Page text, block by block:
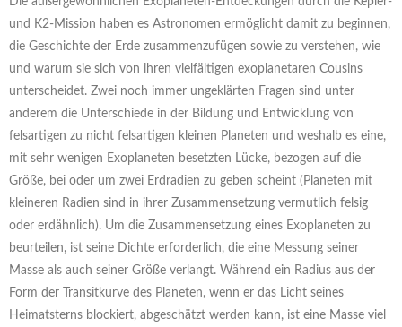
und K2-Mission haben es Astronomen ermöglicht damit zu beginnen,
die Geschichte der Erde zusammenzufügen sowie zu verstehen, wie
und warum sie sich von ihren vielfältigen exoplanetaren Cousins
unterscheidet. Zwei noch immer ungeklärten Fragen sind unter
anderem die Unterschiede in der Bildung und Entwicklung von
felsartigen zu nicht felsartigen kleinen Planeten und weshalb es eine,
mit sehr wenigen Exoplaneten besetzten Lücke, bezogen auf die
Größe, bei oder um zwei Erdradien zu geben scheint (Planeten mit
kleineren Radien sind in ihrer Zusammensetzung vermutlich felsig
oder erdähnlich). Um die Zusammensetzung eines Exoplaneten zu
beurteilen, ist seine Dichte erforderlich, die eine Messung seiner
Masse als auch seiner Größe verlangt. Während ein Radius aus der
Form der Transitkurve des Planeten, wenn er das Licht seines
Heimatsterns blockiert, abgeschätzt werden kann, ist eine Masse viel